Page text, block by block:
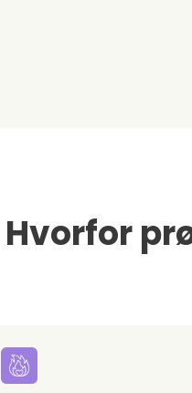
Hvorfor